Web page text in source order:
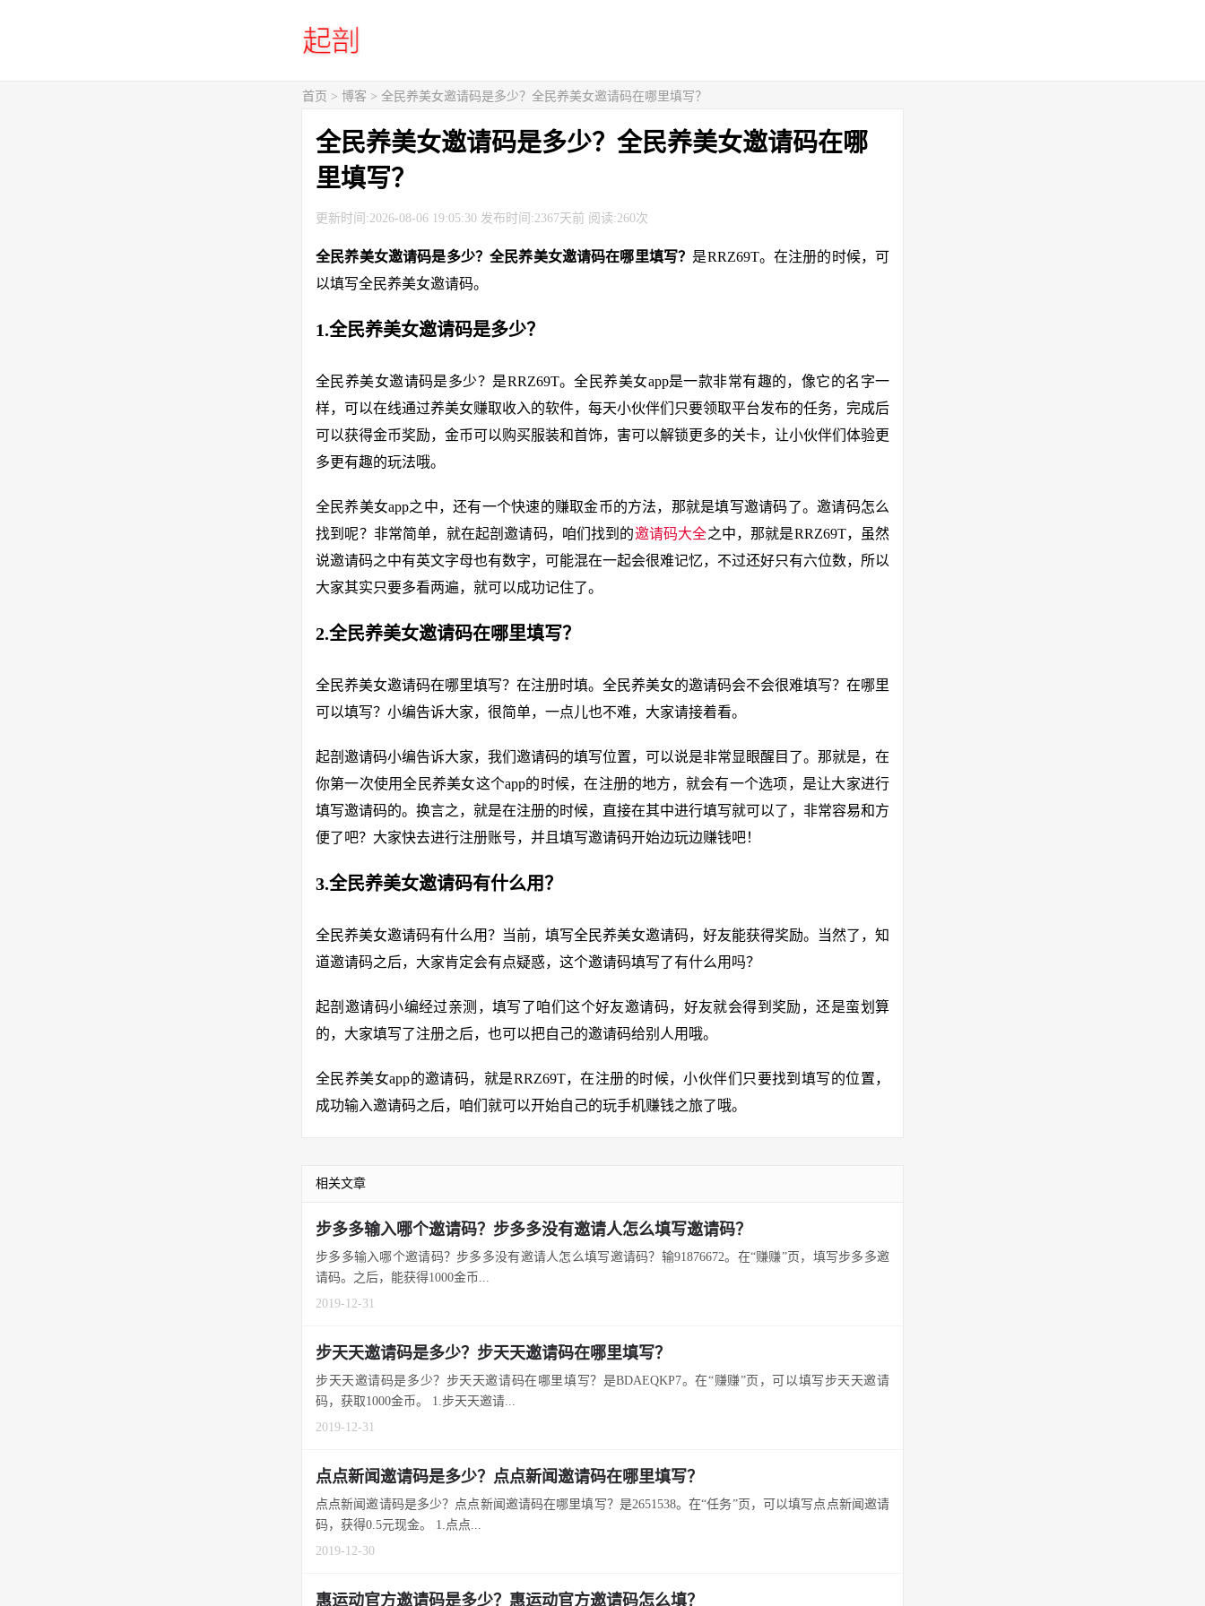
首页 > 博客 > 全民养美女邀请码是多少？全民养美女邀请码在哪里填写？
全民养美女邀请码是多少？全民养美女邀请码在哪
里填写？
更新时间:2026-08-06 19:05:30 发布时间:2367天前 阅读:260次
全民养美女邀请码是多少？全民养美女邀请码在哪里填写？ 是RRZ69T。在注册的时候，可
以填写全民养美女邀请码。
1.全民养美女邀请码是多少？
全民养美女邀请码是多少？是RRZ69T。全民养美女app是一款非常有趣的，像它的名字一
样，可以在线通过养美女赚取收入的软件，每天小伙伴们只要领取平台发布的任务，完成后
可以获得金币奖励，金币可以购买服装和首饰，害可以解锁更多的关卡，让小伙伴们体验更
多更有趣的玩法哦。
全民养美女app之中，还有一个快速的赚取金币的方法，那就是填写邀请码了。邀请码怎么
找到呢？非常简单，就在起剖邀请码，咱们找到的邀请码大全之中，那就是RRZ69T，虽然
说邀请码之中有英文字母也有数字，可能混在一起会很难记忆，不过还好只有六位数，所以
大家其实只要多看两遍，就可以成功记住了。
2.全民养美女邀请码在哪里填写？
全民养美女邀请码在哪里填写？在注册时填。全民养美女的邀请码会不会很难填写？在哪里
可以填写？小编告诉大家，很简单，一点儿也不难，大家请接着看。
起剖邀请码小编告诉大家，我们邀请码的填写位置，可以说是非常显眼醒目了。那就是，在
你第一次使用全民养美女这个app的时候，在注册的地方，就会有一个选项，是让大家进行
填写邀请码的。换言之，就是在注册的时候，直接在其中进行填写就可以了，非常容易和方
便了吧？大家快去进行注册账号，并且填写邀请码开始边玩边赚钱吧！
3.全民养美女邀请码有什么用？
全民养美女邀请码有什么用？当前，填写全民养美女邀请码，好友能获得奖励。当然了，知
道邀请码之后，大家肯定会有点疑惑，这个邀请码填写了有什么用吗？
起剖邀请码小编经过亲测，填写了咱们这个好友邀请码，好友就会得到奖励，还是蛮划算
的，大家填写了注册之后，也可以把自己的邀请码给别人用哦。
全民养美女app的邀请码，就是RRZ69T，在注册的时候，小伙伴们只要找到填写的位置，
成功输入邀请码之后，咱们就可以开始自己的玩手机赚钱之旅了哦。
相关文章
步多多输入哪个邀请码？步多多没有邀请人怎么填写邀请码？
步多多输入哪个邀请码？步多多没有邀请人怎么填写邀请码？输91876672。在“赚赚”页，填写步多多邀
请码。之后，能获得1000金币...
2019-12-31
步天天邀请码是多少？步天天邀请码在哪里填写？
步天天邀请码是多少？步天天邀请码在哪里填写？是BDAEQKP7。在“赚赚”页，可以填写步天天邀请
码，获取1000金币。 1.步天天邀请...
2019-12-31
点点新闻邀请码是多少？点点新闻邀请码在哪里填写？
点点新闻邀请码是多少？点点新闻邀请码在哪里填写？是2651538。在“任务”页，可以填写点点新闻邀请
码，获得0.5元现金。 1.点点...
2019-12-30
惠运动官方邀请码是多少？惠运动官方邀请码怎么填？